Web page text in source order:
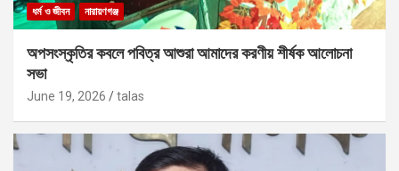
ধর্ম ও জীবন নারায়ণগঞ্জ
অপসংস্কৃতির কবলে পবিত্র আশুরা আমাদের করণীয় শীর্ষক আলোচনা
সভা
June 19, 2026 talas